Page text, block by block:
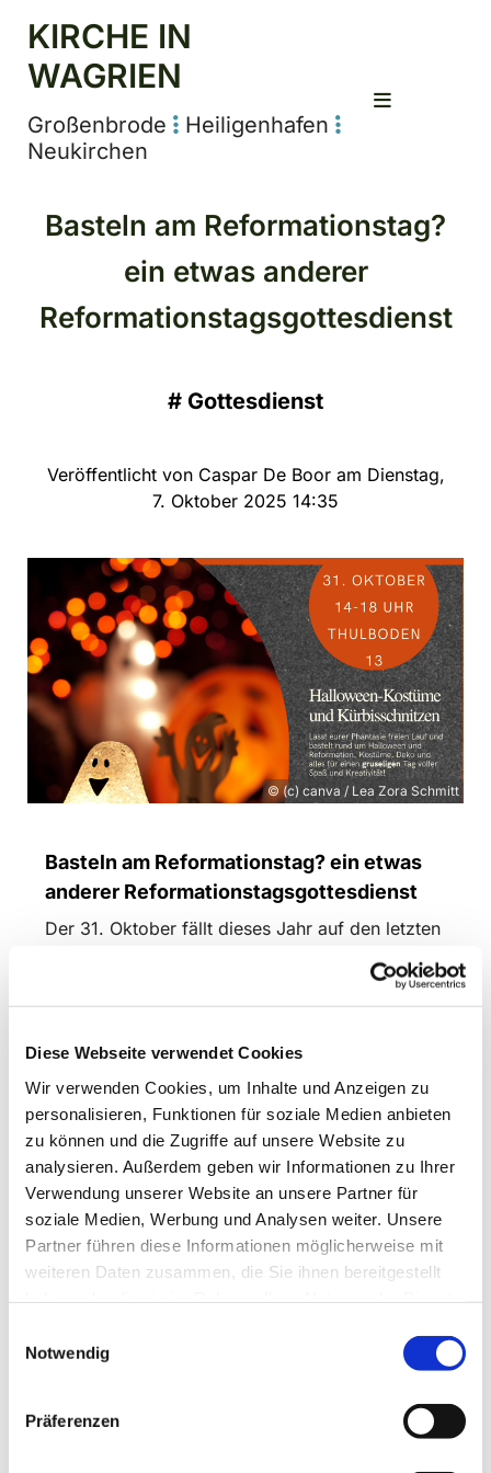
Diese Webseite verwendet Cookies
Wir verwenden Cookies, um Inhalte und Anzeigen zu
personalisieren, Funktionen für soziale Medien anbieten
zu können und die Zugriffe auf unsere Website zu
analysieren. Außerdem geben wir Informationen zu Ihrer
Verwendung unserer Website an unsere Partner für
soziale Medien, Werbung und Analysen weiter. Unsere
Partner führen diese Informationen möglicherweise mit
weiteren Daten zusammen, die Sie ihnen bereitgestellt
Notwendig
Präferenzen
KIRCHE IN
WAGRIEN
Großenbrode  Heiligenhafen 
Neukirchen
Basteln am Reformationstag?
ein etwas anderer
Reformationstagsgottesdienst
# Gottesdienst
Veröffentlicht von Caspar De Boor am Dienstag,
7. Oktober 2025 14:35
© (c) canva / Lea Zora Schmitt
Basteln am Reformationstag? ein etwas
anderer Reformationstagsgottesdienst
Der 31. Oktober fällt dieses Jahr auf den letzten
Holstein. Wir wollen deshalb die Gunst der
Stunde nutzen, am 31.10. zwischen 14 und 17
Gemeindehaus Thulboden 13a in Heiligenhafen
zu basteln, zu spielen oder Kostüme rund um
Halloween und Reformationstag zu entwerfen.
Hier können Sie sich ganz einfach dazu
anmelden:
https://forms.churchdesk.com/f...
Martin Luther hat damals nämlich an
Allerheiligen 95 Thesen gegen die damalige
sich auch gegen die Spukgeschichten, dass
Geister auf die Welt zurückkehren könnten. Aber
er selbst hatte große Angst vor Gewittern - und
vor allem dem Teufel, den er als Urheber hinter